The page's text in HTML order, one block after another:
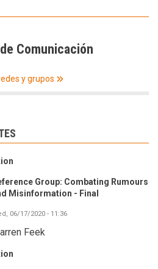
Comunicación
y grupos
Group: Combating Rumours
Misinformation - Final
06/17/2020 - 11:36
Feek